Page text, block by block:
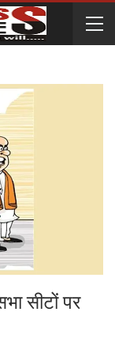
सीटों पर